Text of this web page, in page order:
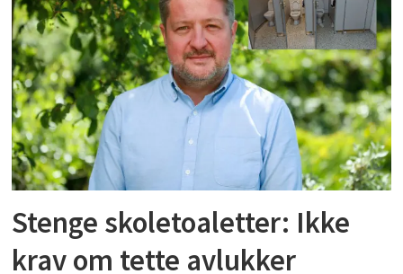
Stenge skoletoaletter: Ikke
krav om tette avlukker